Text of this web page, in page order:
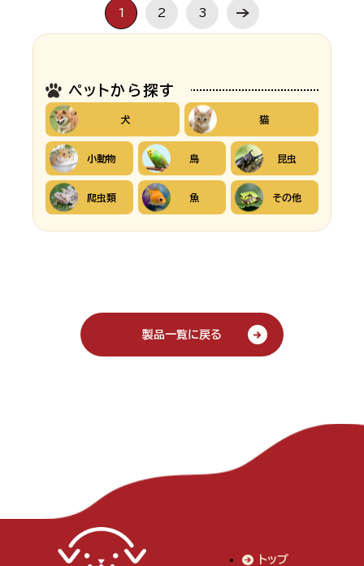
1 2 3
ペットから探す
犬 猫
小動物 鳥 昆虫
爬虫類 魚 その他
製品一覧に戻る
トップ